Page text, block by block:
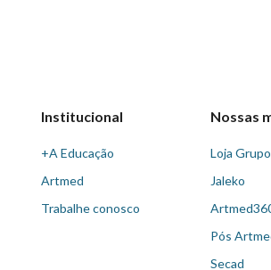
Institucional
+A Educação
Artmed
Trabalhe conosco
Nossas
Loja
Jaleko
Pós
Secad